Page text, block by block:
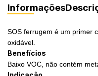
Informações
SOS ferrugem é um primer
oxidável.
Benefícios
Baixo VOC, não contém